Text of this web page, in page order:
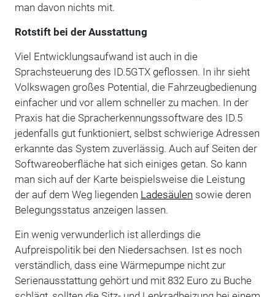
man davon nichts mit.
Rotstift bei der Ausstattung
Viel Entwicklungsaufwand ist auch in die
Sprachsteuerung des ID.5GTX geflossen. In ihr sieht
Volkswagen großes Potential, die Fahrzeugbedienung
einfacher und vor allem schneller zu machen. In der
Praxis hat die Spracherkennungssoftware des ID.5
jedenfalls gut funktioniert, selbst schwierige Adressen
erkannte das System zuverlässig. Auch auf Seiten der
Softwareoberfläche hat sich einiges getan. So kann
man sich auf der Karte beispielsweise die Leistung
der auf dem Weg liegenden Ladesäulen sowie deren
Belegungsstatus anzeigen lassen.
Ein wenig verwunderlich ist allerdings die
Aufpreispolitik bei den Niedersachsen. Ist es noch
verständlich, dass eine Wärmepumpe nicht zur
Serienausstattung gehört und mit 832 Euro zu Buche